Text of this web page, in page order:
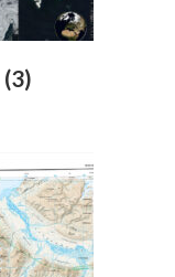
(3)